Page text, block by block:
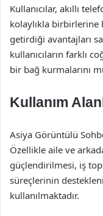
Kullanıcılar, akıllı
kolaylıkla birbirlerine
getirdiği avantajları
kullanıcıların farklı
bir bağ kurmalarını
Kullanım
Asiya Görüntülü
Özellikle aile ve
güçlendirilmesi, iş
süreçlerinin
kullanılmaktadır.